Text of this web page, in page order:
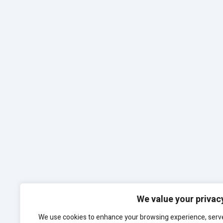
We value your
We use cookies to enhance your browsing experience,